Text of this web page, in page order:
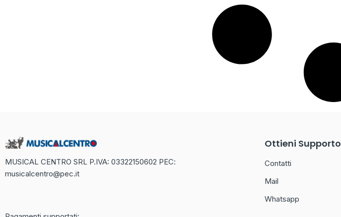
MUSICAL CENTRO SRL P.IVA: 03322150602 PEC:
musicalcentro@pec.it
Ottieni Supporto
Contatti
Mail
Whatsapp